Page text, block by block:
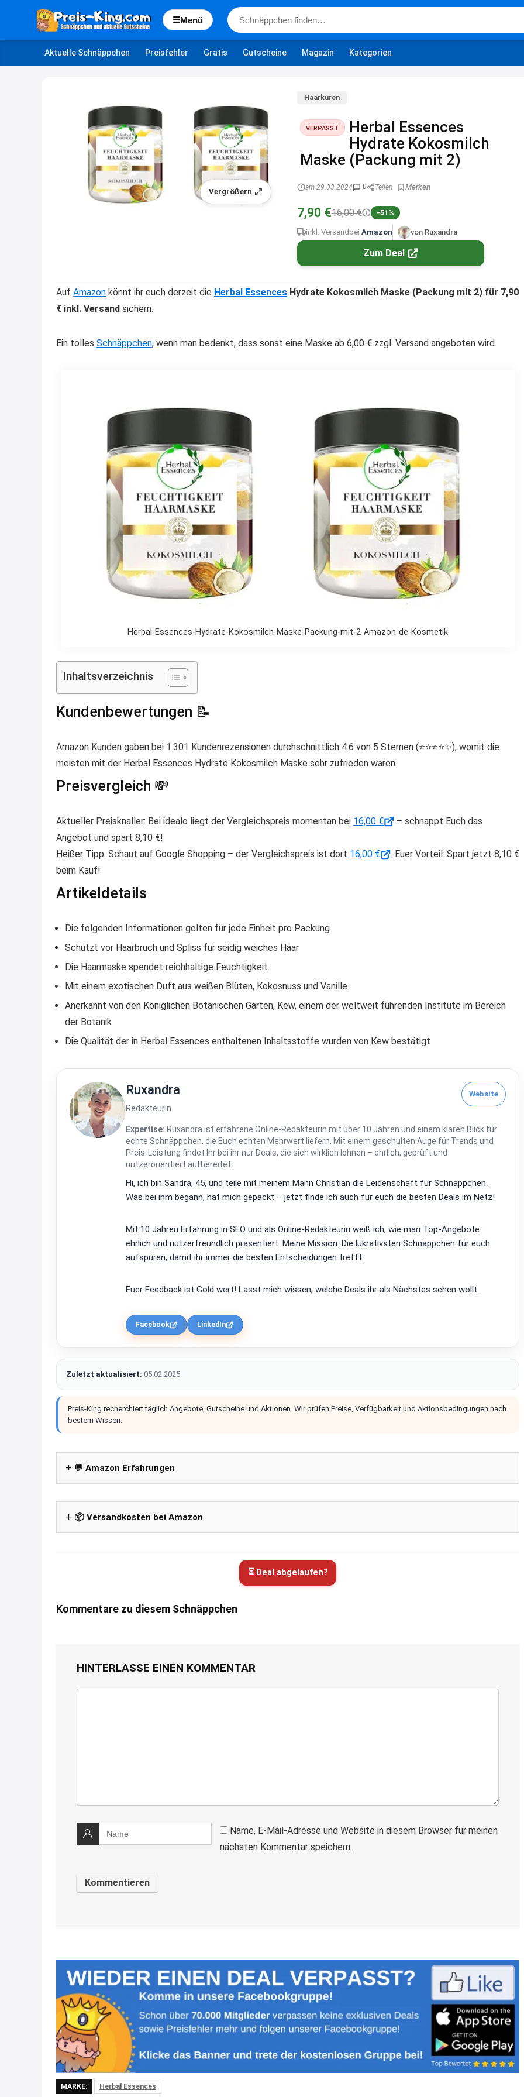
☰Menü
Aktuelle Schnäppchen Preisfehler Gratis Gutscheine Magazin Kategorien
Vergrößern
Haarkuren
VERPASST
Herbal Essences
Hydrate Kokosmilch
Maske (Packung mit 2)
am 29.03.2024 0 Teilen
7,90 €16,00 € -51%
inkl. Versand bei Amazon von Ruxandra
Zum Deal
Auf Amazon könnt ihr euch derzeit die Herbal Essences Hydrate Kokosmilch Maske (Packung mit 2) für 7,90
€ inkl. Versand sichern.
Ein tolles Schnäppchen, wenn man bedenkt, dass sonst eine Maske ab 6,00 € zzgl. Versand angeboten wird.
Herbal-Essences-Hydrate-Kokosmilch-Maske-Packung-mit-2-Amazon-de-Kosmetik
Inhaltsverzeichnis
Kundenbewertungen 📝
Amazon Kunden gaben bei 1.301 Kundenrezensionen durchschnittlich 4.6 von 5 Sternen (⭐️⭐️⭐️⭐️✨), womit die
meisten mit der Herbal Essences Hydrate Kokosmilch Maske sehr zufrieden waren.
Preisvergleich 💸
Aktueller Preisknaller: Bei idealo liegt der Vergleichspreis momentan bei 16,00 €
– schnappt Euch das
Angebot und spart 8,10 €!
Heißer Tipp: Schaut auf Google Shopping – der Vergleichspreis ist dort 16,00 €
. Euer Vorteil: Spart jetzt 8,10 €
beim Kauf!
Artikeldetails
Die folgenden Informationen gelten für jede Einheit pro Packung
Schützt vor Haarbruch und Spliss für seidig weiches Haar
Die Haarmaske spendet reichhaltige Feuchtigkeit
Mit einem exotischen Duft aus weißen Blüten, Kokosnuss und Vanille
Anerkannt von den Königlichen Botanischen Gärten, Kew, einem der weltweit führenden Institute im Bereich
der Botanik
Die Qualität der in Herbal Essences enthaltenen Inhaltsstoffe wurden von Kew bestätigt
Ruxandra
Redakteurin
Website
Expertise: Ruxandra ist erfahrene Online-Redakteurin mit über 10 Jahren und einem klaren Blick für
echte Schnäppchen, die Euch echten Mehrwert liefern. Mit einem geschulten Auge für Trends und
Preis-Leistung findet Ihr bei ihr nur Deals, die sich wirklich lohnen – ehrlich, geprüft und
nutzerorientiert aufbereitet.
Hi, ich bin Sandra, 45, und teile mit meinem Mann Christian die Leidenschaft für Schnäppchen.
Was bei ihm begann, hat mich gepackt – jetzt finde ich auch für euch die besten Deals im Netz!
Mit 10 Jahren Erfahrung in SEO und als Online-Redakteurin weiß ich, wie man Top-Angebote
ehrlich und nutzerfreundlich präsentiert. Meine Mission: Die lukrativsten Schnäppchen für euch
aufspüren, damit ihr immer die besten Entscheidungen trefft.
Euer Feedback ist Gold wert! Lasst mich wissen, welche Deals ihr als Nächstes sehen wollt.
Facebook LinkedIn
Zuletzt aktualisiert: 05.02.2025
Preis-King recherchiert täglich Angebote, Gutscheine und Aktionen. Wir prüfen Preise, Verfügbarkeit und Aktionsbedingungen nach
bestem Wissen.
💬 Amazon Erfahrungen
📦 Versandkosten bei Amazon
⏳ Deal abgelaufen?
Kommentare zu diesem Schnäppchen
HINTERLASSE EINEN KOMMENTAR
Name, E-Mail-Adresse und Website in diesem Browser für meinen
nächsten Kommentar speichern.
MARKE: Herbal Essences